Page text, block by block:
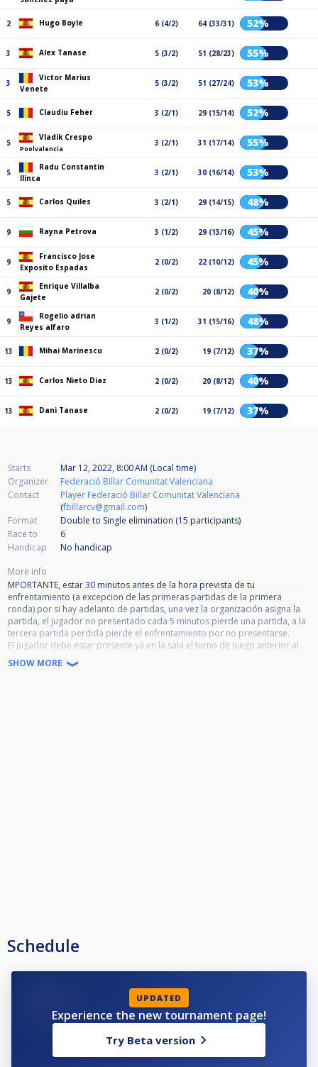
2 Hugo Boyle 6 (4/2) 64 (33/31) 52%
3 Alex Tanase 5 (3/2) 51 (28/23) 55%
3
Victor Marius
Venete
5 (3/2) 51 (27/24) 53%
5 Claudiu Feher 3 (2/1) 29 (15/14) 52%
5
Vladik Crespo
Poolvalencia
3 (2/1) 31 (17/14) 55%
5
Radu Constantin
Ilinca
3 (2/1) 30 (16/14) 53%
5 Carlos Quiles 3 (2/1) 29 (14/15) 48%
9 Rayna Petrova 3 (1/2) 29 (13/16) 45%
9
Francisco Jose
Exposito Espadas
2 (0/2) 22 (10/12) 45%
9
Enrique Villalba
Gajete
2 (0/2) 20 (8/12) 40%
9
Rogelio adrian
Reyes alfaro
3 (1/2) 31 (15/16) 48%
13 Mihai Marinescu 2 (0/2) 19 (7/12) 37%
13 Carlos Nieto Diaz 2 (0/2) 20 (8/12) 40%
13 Dani Tanase 2 (0/2) 19 (7/12) 37%
Starts
Mar 12, 2022, 8:00 AM (Local time)
Organizer
Federació Billar Comunitat Valenciana
Contact
Player Federació Billar Comunitat Valenciana
(fbillarcv@gmail.com)
Format
Double to Single elimination (15 participants)
Race to
6
Handicap
No handicap
More info
MPORTANTE, estar 30 minutos antes de la hora prevista de tu
enfrentamiento (a excepcion de las primeras partidas de la primera
ronda) por si hay adelanto de partidas, una vez la organización asigna la
partida, el jugador no presentado cada 5 minutos pierde una partida, a la
tercera partida perdida pierde el enfrentamiento por no presentarse.
El jugador debe estar presente ya en la sala el turno de juego anterior al
de su enfrentamiento.
mesa, solo podrá hacerlo durante su turno y utilizando su tiempo de
6. NO USO DEL RELOJ CON MALA FE.- Si en algún enfrentamiento, se
sancionados a criterio de Federación.
SHOW MORE
Schedule
UPDATED
Experience the new tournament page!
Try Beta version